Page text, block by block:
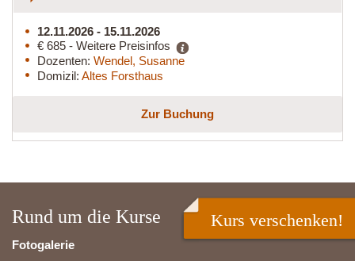
12.11.2026 - 15.11.2026
€ 685 - Weitere Preisinfos
Dozenten: Wendel, Susanne
Domizil: Altes Forsthaus
Zur Buchung
Rund um die Kurse
Fotogalerie
Kurs verschenken!